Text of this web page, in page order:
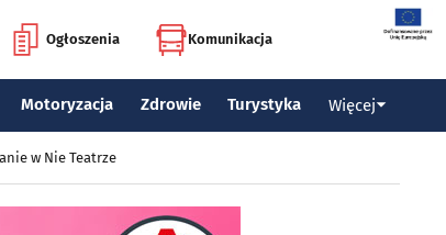
Ogłoszenia Komunikacja
Motoryzacja Zdrowie Turystyka Więcej
w Nie Teatrze